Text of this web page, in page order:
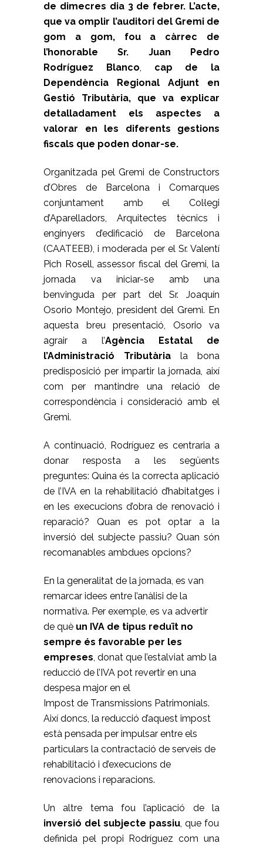
de dimecres dia 3 de febrer. L’acte,
que va omplir l’auditori del Gremi de
gom a gom, fou a càrrec de
l’honorable Sr. Juan Pedro
Rodríguez Blanco, cap de la
Dependència Regional Adjunt en
Gestió Tributària, que va explicar
detalladament els aspectes a
valorar en les diferents gestions
fiscals que poden donar-se.
Organitzada pel Gremi de Constructors
d’Obres de Barcelona i Comarques
conjuntament amb el Col·legi
d’Aparelladors, Arquitectes tècnics i
enginyers d’edificació de Barcelona
(CAATEEB), i moderada per el Sr. Valentí
Pich Rosell, assessor fiscal del Gremi, la
jornada va iniciar-se amb una
benvinguda per part del Sr. Joaquín
Osorio Montejo, president del Gremi. En
aquesta breu presentació, Osorio va
agrair a l’Agència Estatal de
l’Administració Tributària la bona
predisposició per impartir la jornada, així
com per mantindre una relació de
correspondència i consideració amb el
Gremi.
A continuació, Rodríguez es centraria a
donar resposta a les següents
preguntes: Quina és la correcta aplicació
de l’IVA en la rehabilitació d’habitatges i
en les execucions d’obra de renovació i
reparació? Quan es pot optar a la
inversió del subjecte passiu? Quan són
recomanables ambdues opcions?
En la generalitat de la jornada, es van
remarcar idees entre l’anàlisi de la
normativa. Per exemple, es va advertir
de què un IVA de tipus reduït no
sempre és favorable per les
empreses, donat que l’estalviat amb la
reducció de l’IVA pot revertir en una
despesa major en el
Impost de Transmissions Patrimonials.
Així doncs, la reducció d’aquest impost
està pensada per impulsar entre els
particulars la contractació de serveis de
rehabilitació i d’execucions de
renovacions i reparacions.
Un altre tema fou l’aplicació de la
inversió del subjecte passiu, que fou
definida pel propi Rodríguez com una